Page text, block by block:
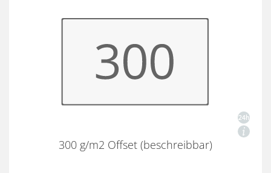
300 g/m2 Offset (beschreibbar)